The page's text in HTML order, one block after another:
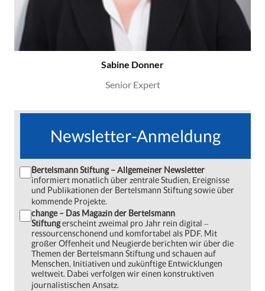
Sabine Donner
Senior Expert
Newsletter-Anmeldung
Bertelsmann Stiftung – Allgemeiner Newsletter
informiert monatlich über zentrale Studien, Ereignisse
und Publikationen der Bertelsmann Stiftung sowie über
kommende Projekte.
change – Das Magazin der Bertelsmann
Stiftungerscheint zweimal pro Jahr rein digital ‒
ressourcenschonend und komfortabel als PDF. Mit
großer Offenheit und Neugierde berichten wir über die
Themen der Bertelsmann Stiftung und schauen auf
Menschen, Initiativen und zukünftige Entwicklungen
weltweit. Dabei verfolgen wir einen konstruktiven
journalistischen Ansatz.